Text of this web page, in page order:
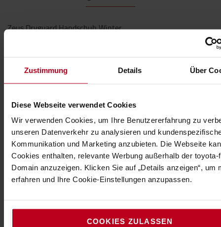
Zustimmung Details Über
Diese Webseite verwendet Cookies
Wir verwenden Cookies, um Ihre Benutzererfahrung zu
unseren Datenverkehr zu analysieren und
Kommunikation und Marketing anzubieten. Die Webseite
Cookies enthalten, relevante Werbung außerhalb der
Domain anzuzeigen. Klicken Sie auf „Details anzeigen“, um
erfahren und Ihre Cookie-Einstellungen anzupassen.
COOKIES ZULASSEN
Zeus Dryguard Handschuh Winter
Umgebungen. Ein glatter Winterhandschuh mit einer
Oberhand aus wind- und wasserabweisendem Taslan
und einer robusten Innenseite aus Mikrofleece, die für
guten Komfort sorgt. Verstärkte Finger und verstärkter
Daumen. Die Isolierung mit HEAT-MX 100g gibt der Hand
guten Schutz bei kaltem und nassem Wetter. Zeus ist
wasserdicht mit einer Membrane, die für gute Atmung
Spezifikation